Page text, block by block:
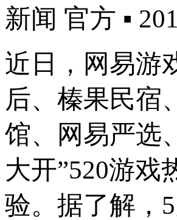
新闻 官方 ▪
近日，网易游
后、榛果民宿
馆、网易严选
大开”520游戏
验。据了解，